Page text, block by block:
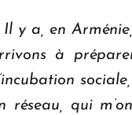
Il y a, en
à
réseau, qui